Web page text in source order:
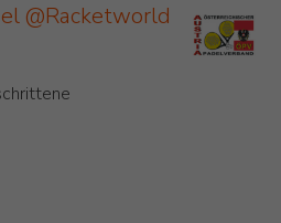
@Racketworld